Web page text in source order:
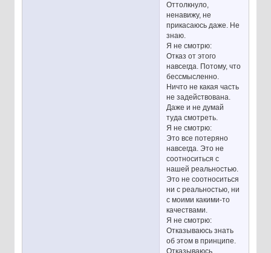
Оттолкнуло,
ненавижу, не
прикасаюсь даже. Не
знаю.
Я не смотрю:
Отказ от этого
навсегда. Потому, что
бессмысленно.
Ничто не какая часть
не задействована.
Даже и не думай
туда смотреть.
Я не смотрю:
Это все потеряно
навсегда. Это не
соотноситься с
нашей реальностью.
Это не соотноситься
ни с реальностью, ни
с моими какими-то
качествами.
Я не смотрю:
Отказываюсь знать
об этом в принципе.